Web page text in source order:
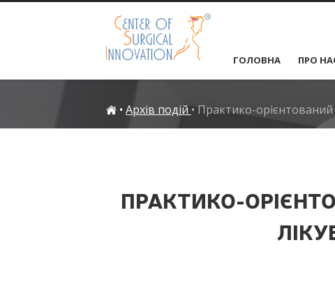
ГОЛОВНА ПРО
• Архів подій • Практико-орієнтований
ПРАКТИКО-